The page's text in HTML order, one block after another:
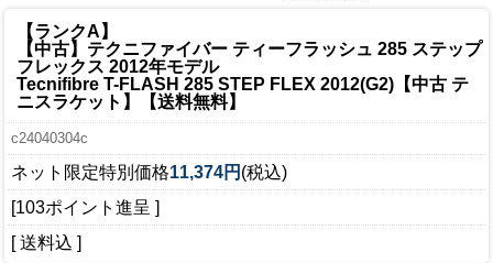
【ランクA】
【中古】テクニファイバー ティーフラッシュ 285 ステップ
フレックス 2012年モデル
Tecnifibre T-FLASH 285 STEP FLEX 2012(G2)【中古 テ
ニスラケット】【送料無料】
c24040304c
ネット限定特別価格11,374円 (税込)
[103ポイント進呈 ]
[ 送料込 ]